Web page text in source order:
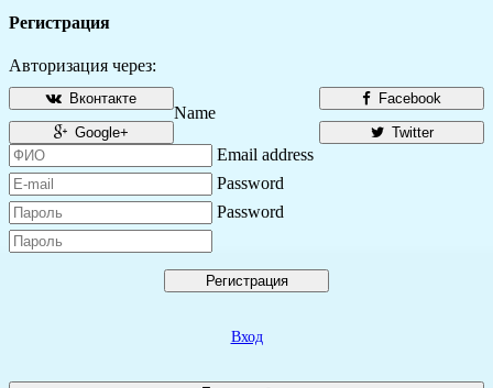
Регистрация
Авторизация через:
Facebook
Вконтакте
Twitter
Google+
Name
Email address
Password
Password
Регистрация
Вход